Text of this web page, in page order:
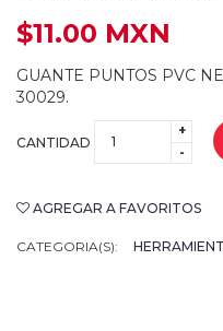
$11.00 MXN
GUANTE PUNTOS PVC
30029.
CANTIDAD
+
-
AGREGAR A FAVORITOS
CATEGORIA(S):